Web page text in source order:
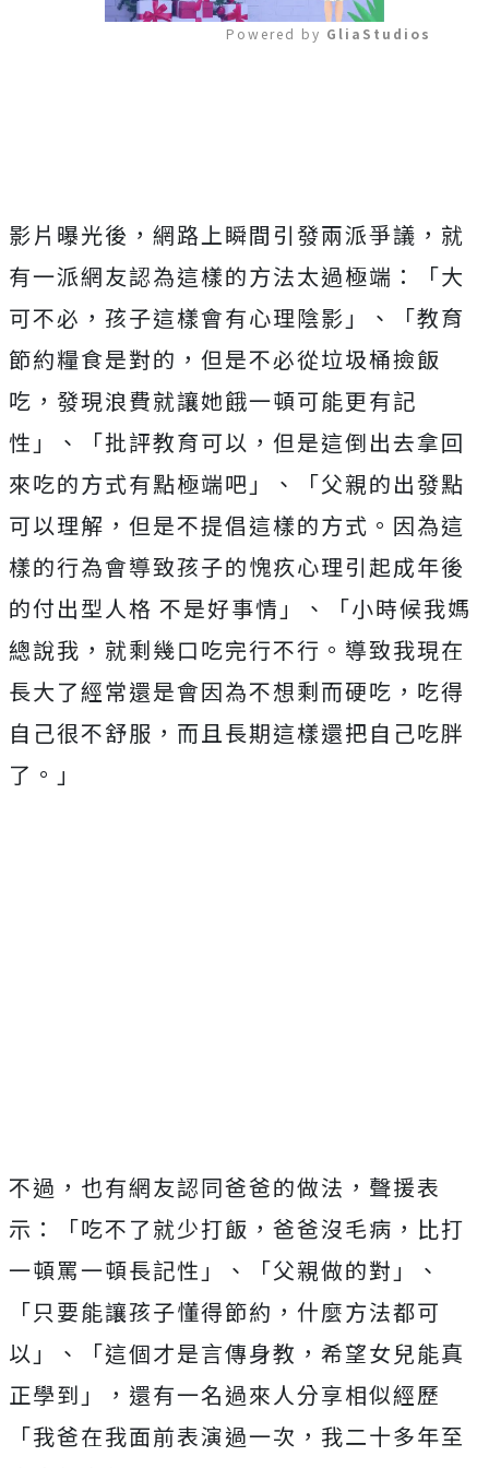
Powered by GliaStudios
影片曝光後，網路上瞬間引發兩派爭議，就
有一派網友認為這樣的方法太過極端：「大
可不必，孩子這樣會有心理陰影」、「教育
節約糧食是對的，但是不必從垃圾桶撿飯
吃，發現浪費就讓她餓一頓可能更有記
性」、「批評教育可以，但是這倒出去拿回
來吃的方式有點極端吧」、「父親的出發點
可以理解，但是不提倡這樣的方式。因為這
樣的行為會導致孩子的愧疚心理引起成年後
的付出型人格 不是好事情」、「小時候我媽
總說我，就剩幾口吃完行不行。導致我現在
長大了經常還是會因為不想剩而硬吃，吃得
自己很不舒服，而且長期這樣還把自己吃胖
了。」
不過，也有網友認同爸爸的做法，聲援表
示：「吃不了就少打飯，爸爸沒毛病，比打
一頓罵一頓長記性」、「父親做的對」、
「只要能讓孩子懂得節約，什麼方法都可
以」、「這個才是言傳身教，希望女兒能真
正學到」，還有一名過來人分享相似經歷
「我爸在我面前表演過一次，我二十多年至